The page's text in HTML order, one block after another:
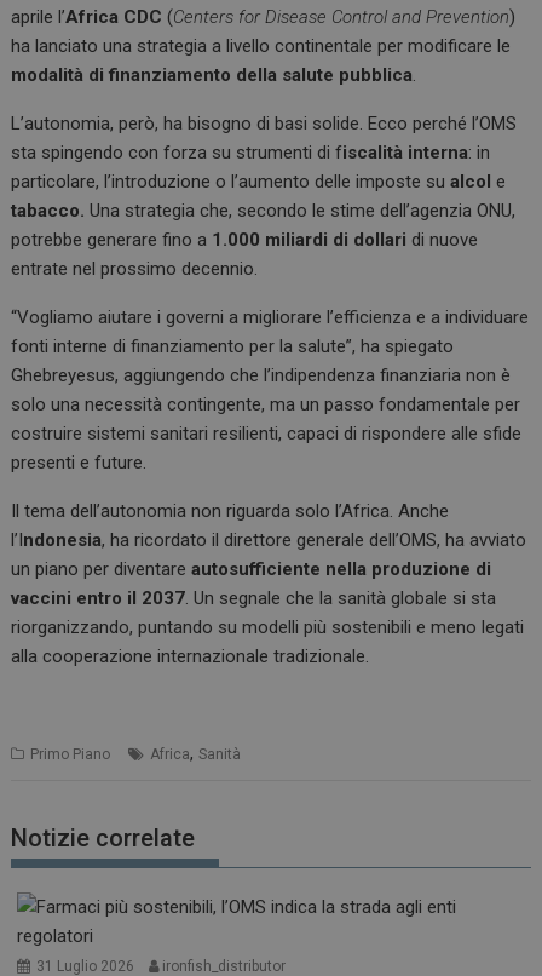
aprile l’Africa CDC (Centers for Disease Control and Prevention)
ha lanciato una strategia a livello continentale per modificare le
modalità di finanziamento della salute pubblica.
L’autonomia, però, ha bisogno di basi solide. Ecco perché l’OMS
sta spingendo con forza su strumenti di fiscalità interna: in
particolare, l’introduzione o l’aumento delle imposte sualcol e
tabacco. Una strategia che, secondo le stime dell’agenzia ONU,
potrebbe generare fino a 1.000 miliardi di dollari di nuove
entrate nel prossimo decennio.
“Vogliamo aiutare i governi a migliorare l’efficienza e a individuare
fonti interne di finanziamento per la salute”, ha spiegato
Ghebreyesus, aggiungendo che l’indipendenza finanziaria non è
solo una necessità contingente, ma un passo fondamentale per
costruire sistemi sanitari resilienti, capaci di rispondere alle sfide
presenti e future.
Il tema dell’autonomia non riguarda solo l’Africa. Anche
l’Indonesia, ha ricordato il direttore generale dell’OMS, ha avviato
un piano per diventareautosufficiente nella produzione di
vaccini entro il 2037. Un segnale che la sanità globale si sta
riorganizzando, puntando su modelli più sostenibili e meno legati
alla cooperazione internazionale tradizionale.
Primo Piano Africa,Sanità
Notizie correlate
31 Luglio 2026 ironfish_distributor